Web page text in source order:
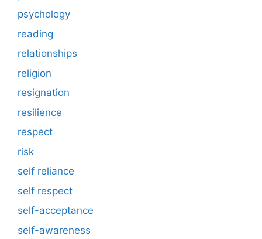
psychology
reading
relationships
religion
resignation
resilience
respect
risk
self reliance
self respect
self-acceptance
self-awareness